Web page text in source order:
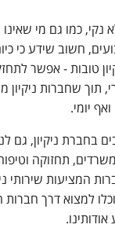
כמו גם מי
חשוב שידע כי
טובות - אפשר
תוך שחברות ניקיון
יומי.
בחברת ניקיון, גם
משרדים, תחזוקה
המציעות שירותי
למצוא דרך